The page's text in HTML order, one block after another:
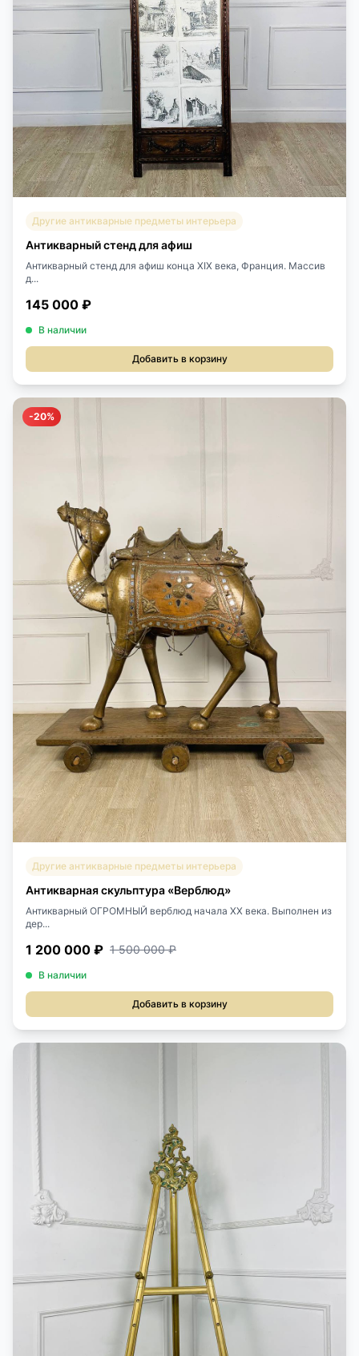
Другие антикварные предметы интерьера
Антикварный стенд для афиш
Антикварный стенд для афиш конца ХIХ века, Франция. Массив
д...
145 000 ₽
В наличии
Добавить в корзину
-20%
Другие антикварные предметы интерьера
Антикварная скульптура «Верблюд»
Антикварный ОГРОМНЫЙ верблюд начала XX века. Выполнен из
дер...
1 200 000 ₽ 1 500 000 ₽
В наличии
Добавить в корзину